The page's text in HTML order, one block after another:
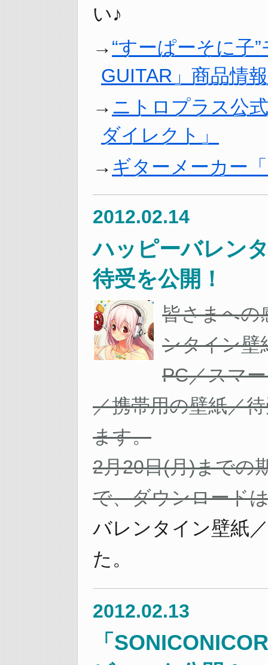
い♪
“すーぱーそに子
GUITAR」商品情報
ニトロプラス公
ダイレクト」
ギターメーカー
2012.02.14
ハッピーバレン
待受を公開！
皆さまへの
ンタイン壁
PC／スマ
／携帯用の壁紙／
ます。
2月20日(月)までの
で、ダウンロード
バレンタイン壁紙
た。
2012.02.13
「